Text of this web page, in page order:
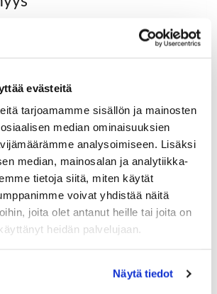
evästeitä
tarjoamamme sisällön ja mainosten
median ominaisuuksien
analysoimiseen. Lisäksi
median, mainosalan ja analytiikka-
tietoja siitä, miten käytät
voivat yhdistää näitä
joita olet antanut heille tai joita on
heidän palvelujaan.
Näytä tiedot
Rekisteröidy
Hartola Golf uutiskirjeen
tietosuojaselosteen ja hyväksyn
käsittelyn (*)